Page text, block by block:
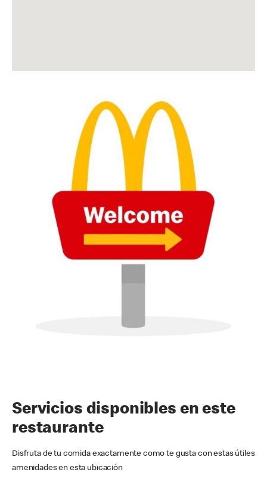
Servicios disponibles en este
restaurante
Disfruta de tu comida exactamente como te gusta con estas útiles
amenidades en esta ubicación